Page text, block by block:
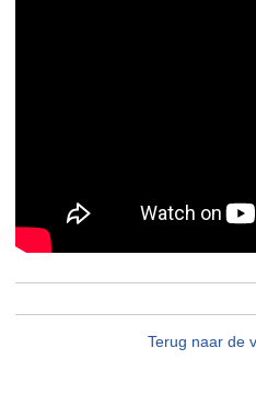
Terug naar de